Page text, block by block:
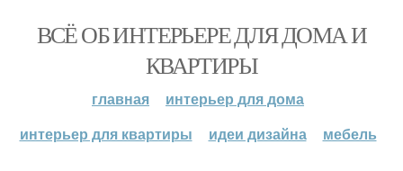
ВСЁ ОБ ИНТЕРЬЕРЕ ДЛЯ ДОМА И
КВАРТИРЫ
главная
интерьер для дома
интерьер для квартиры
идеи дизайна мебель